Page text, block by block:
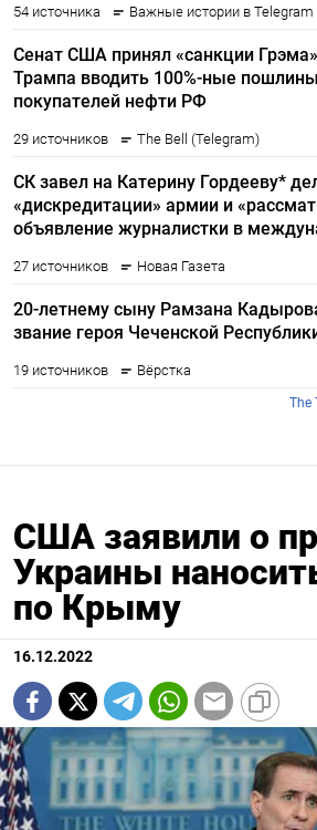
ПОДПИСАТЬСЯ
CША заявили о
Украины
по Крыму
16.12.2022